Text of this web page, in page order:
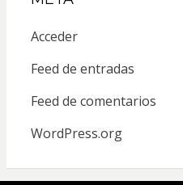
Acceder
Feed de entradas
Feed de comentarios
WordPress.org